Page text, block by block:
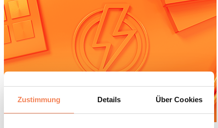
Zustimmung Details Über Cookies